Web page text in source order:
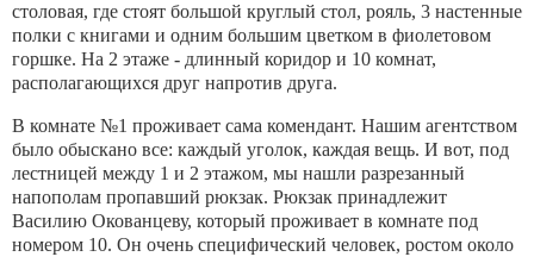
столовая, где стоят большой круглый стол, рояль, 3 настенные
полки с книгами и одним большим цветком в фиолетовом
горшке. На 2 этаже - длинный коридор и 10 комнат,
располагающихся друг напротив друга.
В комнате №1 проживает сама комендант. Нашим агентством
было обыскано все: каждый уголок, каждая вещь. И вот, под
лестницей между 1 и 2 этажом, мы нашли разрезанный
напополам пропавший рюкзак. Рюкзак принадлежит
Василию Окованцеву, который проживает в комнате под
номером 10. Он очень специфический человек, ростом около